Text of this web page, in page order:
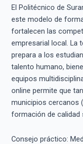
El Politécnico de
este modelo de
fortalecen las
empresarial local. La
prepara a los
talento humano,
equipos
online permite que
municipios cercanos
formación de calidad
Consejo práctico: